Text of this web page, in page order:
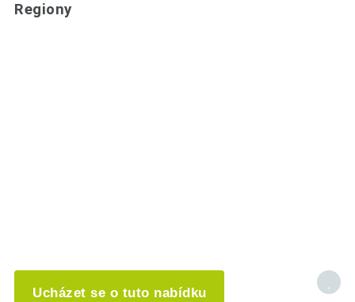
Regiony
Ucházet se o tuto nabídku